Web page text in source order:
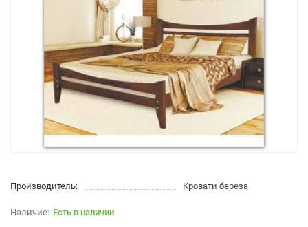
Производитель: Кровати береза
Есть в наличии